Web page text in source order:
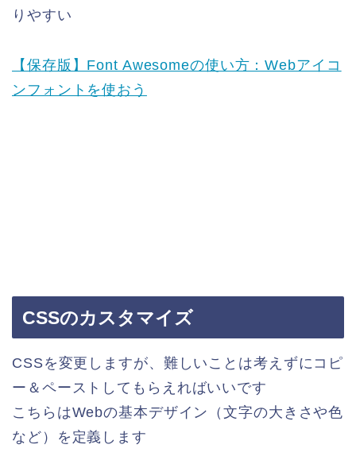
りやすい
【保存版】Font Awesomeの使い方：Webアイコ
ンフォントを使おう
CSSのカスタマイズ
CSSを変更しますが、難しいことは考えずにコピ
ー＆ペーストしてもらえればいいです
こちらはWebの基本デザイン（文字の大きさや色
など）を定義します